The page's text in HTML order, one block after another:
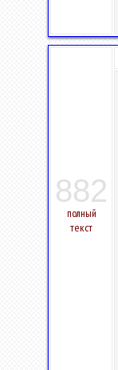
882
полный
текст